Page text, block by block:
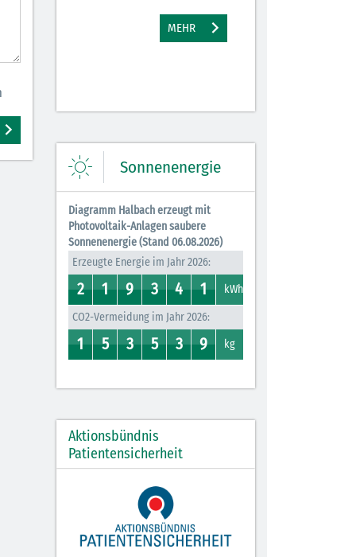
MEHR
Sonnenenergie
Diagramm Halbach erzeugt mit
Photovoltaik-Anlagen saubere
Sonnenenergie (Stand 06.08.2026)
Erzeugte Energie im Jahr 2026:
1
2
2 0
1
1 8
9
9 7
3
3 0
4
4 0
1
1 kWh
CO2-Vermeidung im Jahr 2026:
0
1
1 4
5
5 2
3
3 0
5
5 0
3
3 0
9
9 kg
Aktionsbündnis
Patientensicherheit